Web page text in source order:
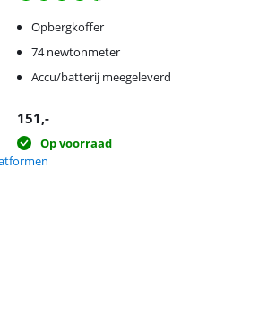
Opbergkoffer
74 newtonmeter
Accu/batterij meegeleverd
151,-
Op voorraad